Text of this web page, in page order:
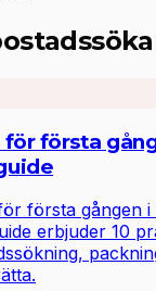
första
första gången
erbjuder 10